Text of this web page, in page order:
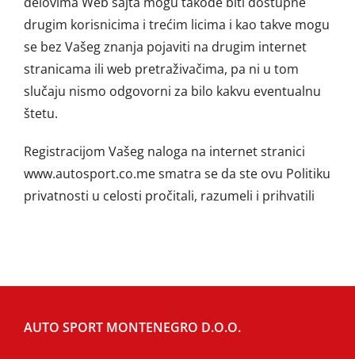
drugim korisnicima i trećim licima i kao takve mogu
se bez Vašeg znanja pojaviti na drugim internet
stranicama ili web pretraživačima, pa ni u tom
slučaju nismo odgovorni za bilo kakvu eventualnu
štetu.
Registracijom Vašeg naloga na internet stranici
www.autosport.co.me smatra se da ste ovu Politiku
privatnosti u celosti pročitali, razumeli i prihvatili
AUTO SPORT MONTENEGRO D.O.O.